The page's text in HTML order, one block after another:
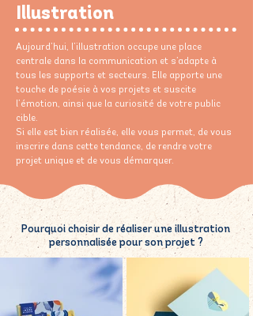
Illustration
Aujourd’hui, l’illustration occupe une place
centrale dans la communication et s’adapte à
tous les supports et secteurs. Elle apporte une
touche de poésie à vos projets et suscite
l’émotion, ainsi que la curiosité de votre public
cible.
Si elle est bien réalisée, elle vous permet, de vous
inscrire dans cette tendance, de rendre votre
projet unique et de vous démarquer.
Pourquoi choisir de réaliser une illustration
personnalisée pour son projet ?